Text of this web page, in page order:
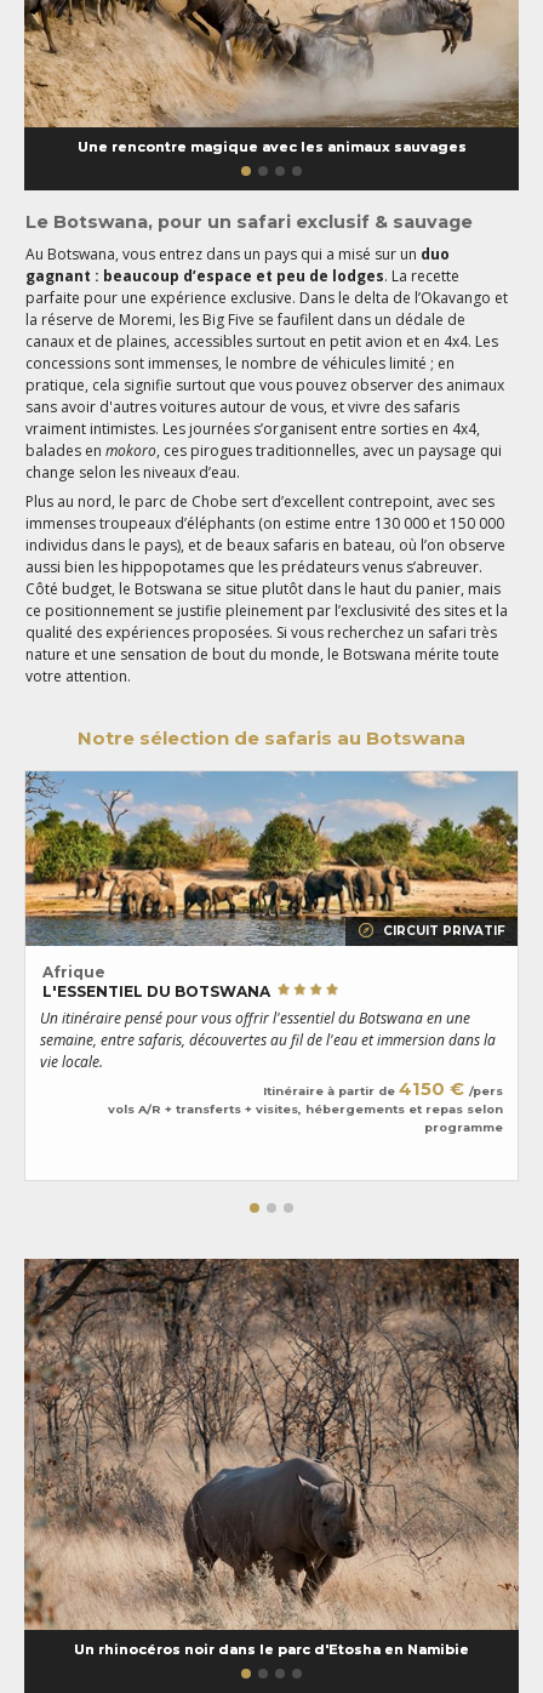
Une rencontre magique avec les animaux sauvages
Le Botswana, pour un safari exclusif & sauvage
Au Botswana, vous entrez dans un pays qui a misé sur un duo
gagnant : beaucoup d’espace et peu de lodges. La recette
parfaite pour une expérience exclusive. Dans le delta de l’Okavango et
la réserve de Moremi, les Big Five se faufilent dans un dédale de
canaux et de plaines, accessibles surtout en petit avion et en 4x4. Les
concessions sont immenses, le nombre de véhicules limité ; en
pratique, cela signifie surtout que vous pouvez observer des animaux
sans avoir d'autres voitures autour de vous, et vivre des safaris
vraiment intimistes. Les journées s’organisent entre sorties en 4x4,
balades enmokoro, ces pirogues traditionnelles, avec un paysage qui
change selon les niveaux d’eau.
Plus au nord, le parc de Chobe sert d’excellent contrepoint, avec ses
immenses troupeaux d’éléphants (on estime entre 130 000 et 150 000
individus dans le pays), et de beaux safaris en bateau, où l’on observe
aussi bien les hippopotames que les prédateurs venus s’abreuver.
Côté budget, le Botswana se situe plutôt dans le haut du panier, mais
ce positionnement se justifie pleinement par l’exclusivité des sites et la
qualité des expériences proposées. Si vous recherchez un safari très
nature et une sensation de bout du monde, le Botswana mérite toute
votre attention.
Notre sélection de safaris au Botswana
CIRCUIT PRIVATIF
Afrique
L'ESSENTIEL DU BOTSWANA
Un itinéraire pensé pour vous offrir l'essentiel du Botswana en une
semaine, entre safaris, découvertes au fil de l'eau et immersion dans la
vie locale.
Itinéraire à partir de 4150 € /pers
vols A/R + transferts + visites, hébergements et repas selon
programme
Un rhinocéros noir dans le parc d'Etosha en Namibie